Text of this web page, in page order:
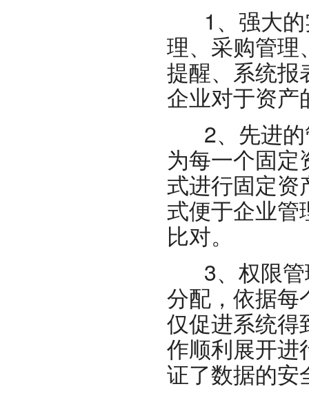
1、强大的
理、采购管理
提醒、系统报
企业对于资产
2、先进的
为每一个固
式进行固定资
式便于企业管
比对。
3、权限管
分配，依据每
仅促进系统得
作顺利展开进
证了数据的安